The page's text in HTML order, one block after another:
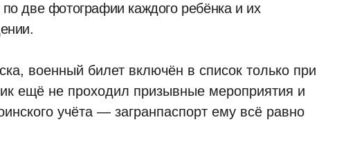
две фотографии каждого ребёнка и их
военный билет включён в список только при
ещё не проходил призывные мероприятия и
учёта — загранпаспорт ему всё равно